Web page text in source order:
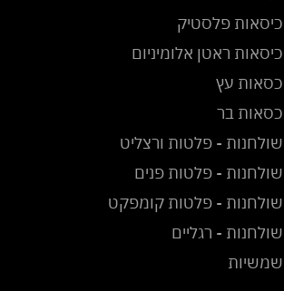
כיסאות פלסטיק
כיסאות ראטן אלומיניום
כסאות עץ
כסאות בר
שולחנות - פלטות ורצליט
שולחנות - פלטות פנים
שולחנות - פלטות קומפקט
שולחנות - רגליים
שמשיות